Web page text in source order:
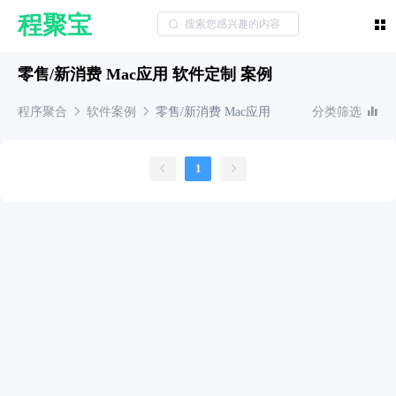
程聚宝
零售/新消费 Mac应用 软件定制 案例
程序聚合 软件案例 零售/新消费 Mac应用 分类筛选
1